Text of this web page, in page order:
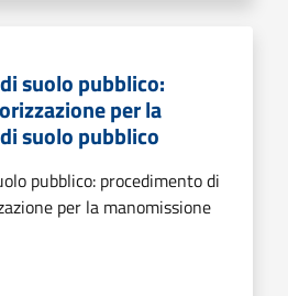
suolo pubblico:
per la
suolo pubblico
pubblico: procedimento di
per la manomissione